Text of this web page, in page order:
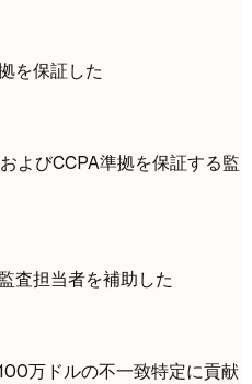
を保証した
よびCCPA準拠を保証する監
査担当者を補助した
万ドルの不一致特定に貢献